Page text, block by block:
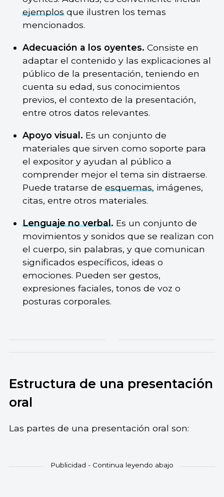
ejemplosque ilustren los temas
mencionados.
Adecuación a los oyentes. Consiste en
adaptar el contenido y las explicaciones al
público de la presentación, teniendo en
cuenta su edad, sus conocimientos
previos, el contexto de la presentación,
entre otros datos relevantes.
Apoyo visual. Es un conjunto de
materiales que sirven como soporte para
el expositor y ayudan al público a
comprender mejor el tema sin distraerse.
Puede tratarse deesquemas, imágenes,
citas, entre otros materiales.
Lenguaje no verbal. Es un conjunto de
movimientos y sonidos que se realizan con
el cuerpo, sin palabras, y que comunican
significados específicos, ideas o
emociones. Pueden ser gestos,
expresiones faciales, tonos de voz o
posturas corporales.
Estructura de una presentación
oral
Las partes de una presentación oral son: